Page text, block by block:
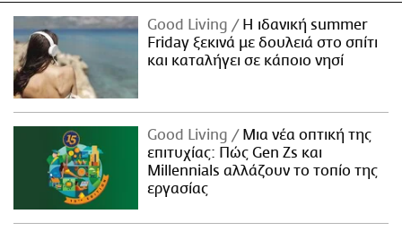
Good Living
Η ιδανική summer
Friday ξεκινά με δουλειά στο σπίτι
και καταλήγει σε κάποιο νησί
Good Living
Μια νέα οπτική της
επιτυχίας: Πώς Gen Zs και
Millennials αλλάζουν το τοπίο της
εργασίας